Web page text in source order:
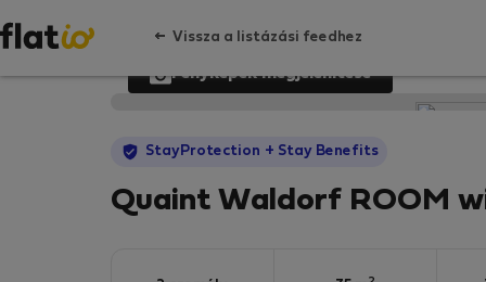
Vissza a listázási feedhez
Fényképek megjelenítése
StayProtection + Stay Benefits
Quaint Waldorf ROOM